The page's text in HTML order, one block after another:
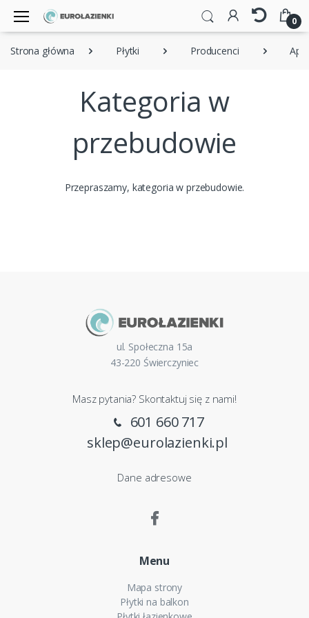
0
Strona główna Płytki Producenci
Kategoria w
przebudowie
Przepraszamy, kategoria w przebudowie.
ul. Społeczna 15a
43-220 Świerczyniec
Masz pytania? Skontaktuj się z nami!
601 660 717
sklep@eurolazienki.pl
Dane adresowe
Menu
Mapa strony
Płytki na balkon